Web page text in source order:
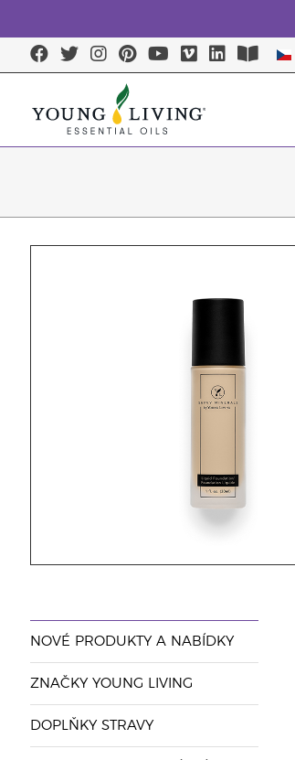
NOVÉ PRODUKTY A NABÍDKY
ZNAČKY YOUNG LIVING
DOPLŇKY STRAVY